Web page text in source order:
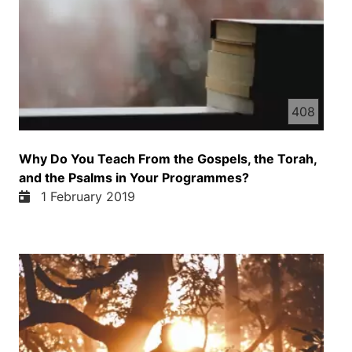
امیدوار هستیم که شما جوابی سوال درست و دقیق پیدا
کنین چون این چیزی که شما گفتید مثلا مسئله مهم
هست مسئله کلام حدا هست اگر گفت ما می بود شاید
مهم نبود ولی اگر مسئله کلام حدا هست پس مسئله
بسیار مهم هست ببخشید سمرجان گفتانه گرفتم و
موضوع دیگه که باید ما شما متوجه از ای باشیم که
مردم ما برای کسی های که به حساب رهبر های دین
هستند یا کلان های دین هستند مردم ما زیاد احترام
میکنند از این احترام که اونا دارند سوی استفاده میشه و
هر چیزی که در فکر و خیرت شان آمد بدون ازی که
سند یا سبوت در زمینه باشه فقط برای مردم میتند و
ما هم به معلمین ما به استاده مولوی سیبا احترام زیاد
داریم صد در صد احترام داریم برشان و به امی حاتر
خوب است که اونا همی برنامه را بشنواند تا اونا هم بتانند
جواب دقیق تر از خود کتاب مقدس چون کتاب مقدس
در دسترست نبوده تورات شریف زبور شریف انجیل
408
Why Do You Teach From the Gospels, the Torah,
and the Psalms in Your Programmes?
1 February 2019